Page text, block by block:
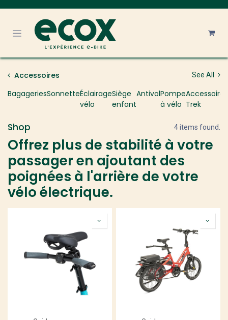
Accessoires See All
BagageriesSonnetteÉclairage
vélo
Siège
enfant
AntivolPompe
à vélo
Accessoire
Trek
Shop 4 items found.
Offrez plus de stabilité à votre
passager en ajoutant des
poignées à l'arrière de votre
vélo électrique.